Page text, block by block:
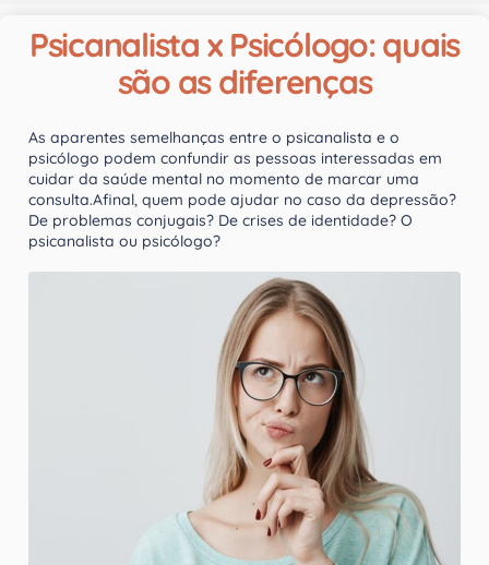
Psicanalista x Psicólogo: quais
são as diferenças
As aparentes semelhanças entre o psicanalista e o
psicólogo podem confundir as pessoas interessadas em
cuidar da saúde mental no momento de marcar uma
consulta.Afinal, quem pode ajudar no caso da depressão?
De problemas conjugais? De crises de identidade? O
psicanalista ou psicólogo?